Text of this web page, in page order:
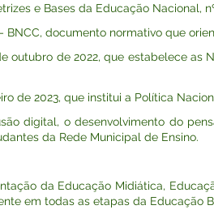
e Bases da Educação Nacional,
BNCC, documento normativo que
outubro de 2022, que estabelece
de 2023, que institui a Política
digital, o desenvolvimento do
da Rede Municipal de Ensino.
da Educação Midiática,
em todas as etapas da Educação